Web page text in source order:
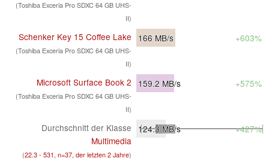
(Toshiba Exceria Pro SDXC 64 GB UHS-
II)
Schenker Key 15 Coffee Lake
(Toshiba Exceria Pro SDXC 64 GB UHS-
II)
166 MB/s +603%
Microsoft Surface Book 2
(Toshiba Exceria Pro SDXC 64 GB UHS-
II)
159.2 MB/s +575%
Durchschnitt der Klasse
Multimedia
(22.3 - 531, n=37, der letzten 2 Jahre)
124.3 MB/s +427%